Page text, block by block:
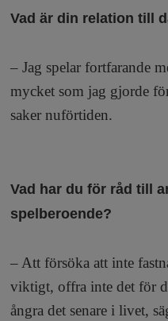
Vad är din relation till
– Jag spelar fortfarande
mycket som jag gjorde
saker nuförtiden.
Vad har du för råd till
spelberoende?
– Att försöka att inte
viktigt, offra inte det för
ångra det senare i livet,